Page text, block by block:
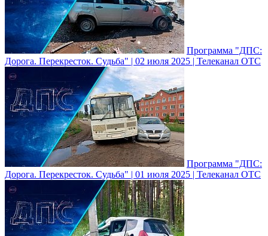
Программа "ДПС:
Дорога. Перекресток. Судьба" | 02 июля 2025 | Телеканал ОТС
Программа "ДПС:
Дорога. Перекресток. Судьба" | 01 июля 2025 | Телеканал ОТС